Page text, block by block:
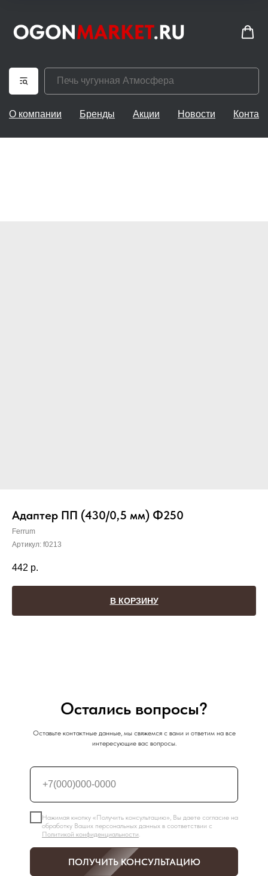
О компании Бренды Акции Новости
Адаптер ПП (430/0,5 мм) Ф250
Ferrum
Артикул: f0213
442 р.
В КОРЗИНУ
Остались вопросы?
Оставьте контактные данные, мы свяжемся с вами и ответим на все
интересующие вас вопросы.
Нажимая кнопку «Получить консультацию», Вы даете согласие на
обработку Ваших персональных данных в соответствии с
Политикой конфиденциальности
ПОЛУЧИТЬ КОНСУЛЬТАЦИЮ